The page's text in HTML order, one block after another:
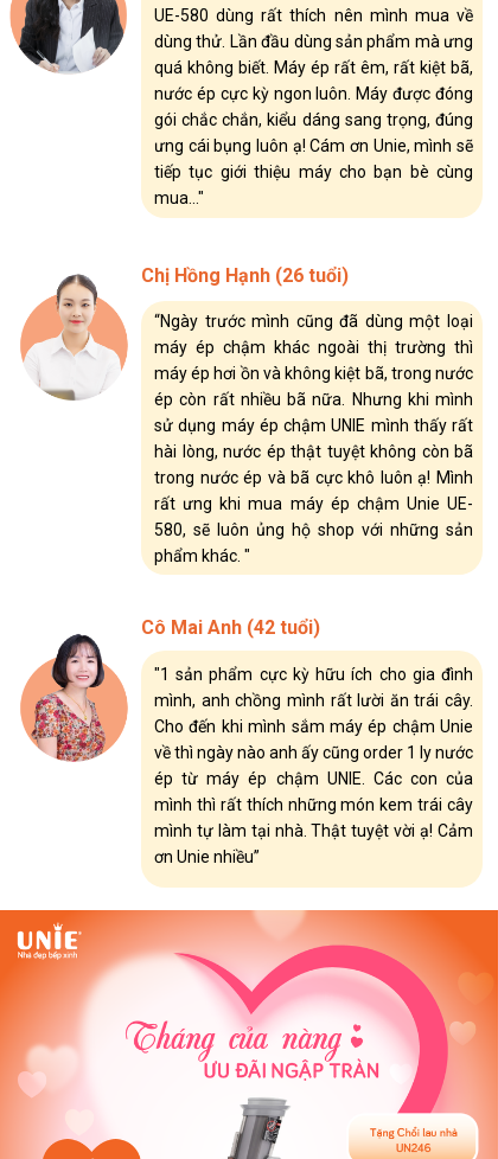
UE-580 dùng rất thích nên mình mua về
dùng thử. Lần đầu dùng sản phẩm mà ưng
quá không biết. Máy ép rất êm, rất kiệt bã,
nước ép cực kỳ ngon luôn. Máy được đóng
gói chắc chắn, kiểu dáng sang trọng, đúng
ưng cái bụng luôn ạ! Cám ơn Unie, mình sẽ
tiếp tục giới thiệu máy cho bạn bè cùng
mua..."
"1 sản phẩm cực kỳ hữu ích cho gia đình
mình, anh chồng mình rất lười ăn trái cây.
Cho đến khi mình sắm máy ép chậm Unie
về thì ngày nào anh ấy cũng order 1 ly nước
ép từ máy ép chậm UNIE. Các con của
mình thì rất thích những món kem trái cây
mình tự làm tại nhà. Thật tuyệt vời ạ! Cảm
ơn Unie nhiều”
“Ngày trước mình cũng đã dùng một loại
máy ép chậm khác ngoài thị trường thì
máy ép hơi ồn và không kiệt bã, trong nước
ép còn rất nhiều bã nữa. Nhưng khi mình
sử dụng máy ép chậm UNIE mình thấy rất
hài lòng, nước ép thật tuyệt không còn bã
trong nước ép và bã cực khô luôn ạ! Mình
rất ưng khi mua máy ép chậm Unie UE-
580, sẽ luôn ủng hộ shop với những sản
phẩm khác. "
Chị Hồng Hạnh (26 tuổi)
Cô Mai Anh (42 tuổi)